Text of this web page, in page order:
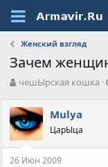
Женский взгляд
Зачем
А
т
о
р
т
е
чешЫрская кошка
Mulya
ЦарЫца
26 Июн 2009